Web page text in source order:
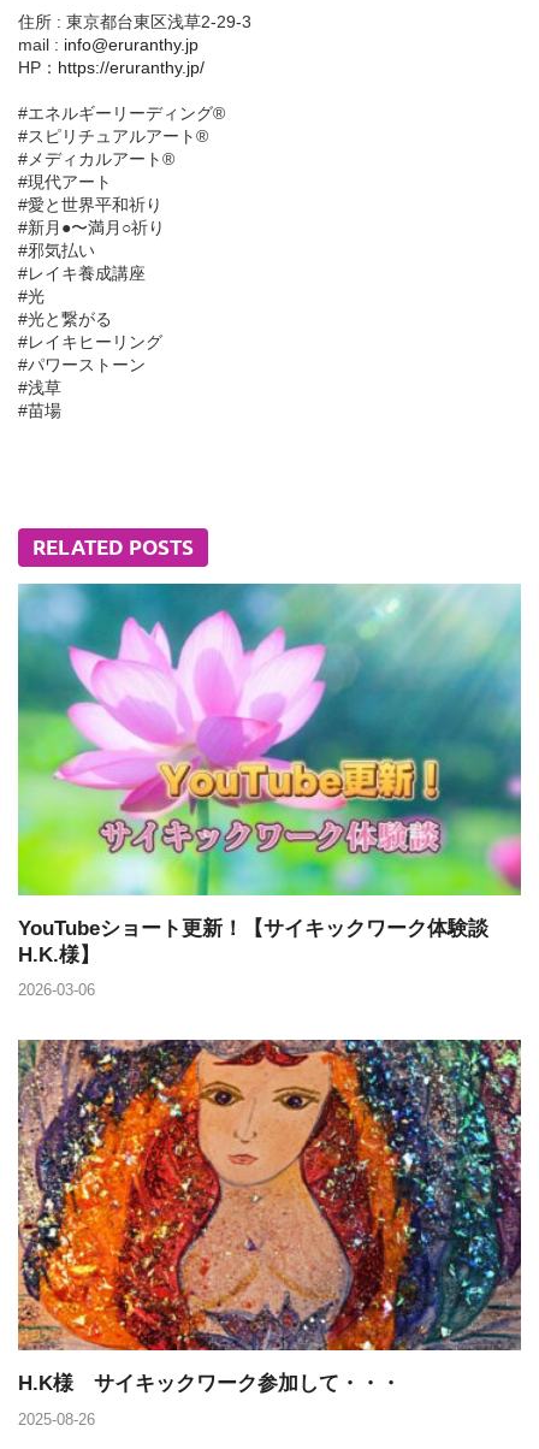
住所 : 東京都台東区浅草2-29-3
mail : info@eruranthy.jp
HP： https://eruranthy.jp/
#エネルギーリーディング®︎
#スピリチュアルアート®︎
#メディカルアート®︎
#現代アート
#愛と世界平和祈り
#新月●〜満月○祈り
#邪気払い
#レイキ養成講座
#光
#光と繋がる
#レイキヒーリング
#パワーストーン
#浅草
#苗場
RELATED POSTS
YouTubeショート更新！【サイキックワーク体験談
H.K.様】
2026-03-06
H.K様 サイキックワーク参加して・・・
2025-08-26